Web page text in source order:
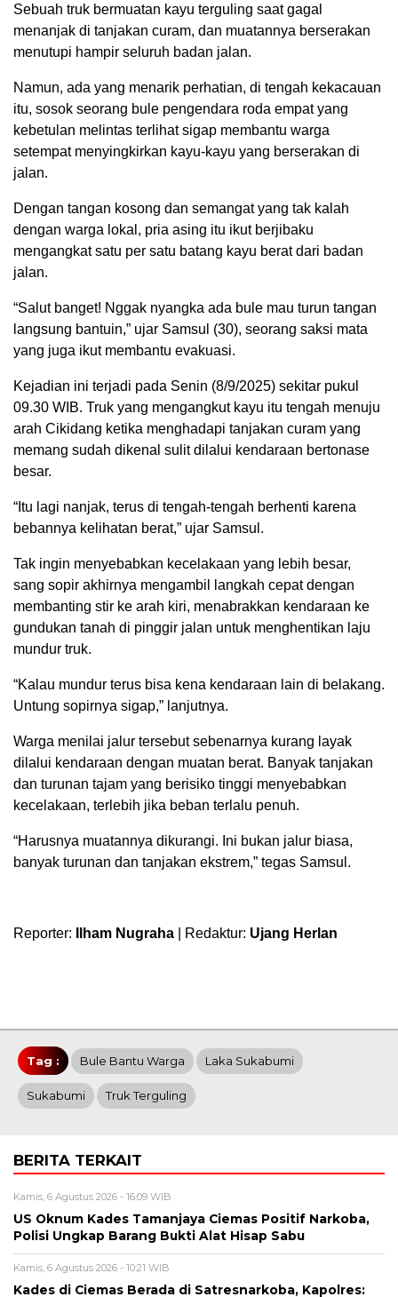
Sebuah truk bermuatan kayu terguling saat gagal
menanjak di tanjakan curam, dan muatannya berserakan
menutupi hampir seluruh badan jalan.
Namun, ada yang menarik perhatian, di tengah kekacauan
itu, sosok seorang bule pengendara roda empat yang
kebetulan melintas terlihat sigap membantu warga
setempat menyingkirkan kayu-kayu yang berserakan di
jalan.
Dengan tangan kosong dan semangat yang tak kalah
dengan warga lokal, pria asing itu ikut berjibaku
mengangkat satu per satu batang kayu berat dari badan
jalan.
“Salut banget! Nggak nyangka ada bule mau turun tangan
langsung bantuin,” ujar Samsul (30), seorang saksi mata
yang juga ikut membantu evakuasi.
Kejadian ini terjadi pada Senin (8/9/2025) sekitar pukul
09.30 WIB. Truk yang mengangkut kayu itu tengah menuju
arah Cikidang ketika menghadapi tanjakan curam yang
memang sudah dikenal sulit dilalui kendaraan bertonase
besar.
“Itu lagi nanjak, terus di tengah-tengah berhenti karena
bebannya kelihatan berat,” ujar Samsul.
Tak ingin menyebabkan kecelakaan yang lebih besar,
sang sopir akhirnya mengambil langkah cepat dengan
membanting stir ke arah kiri, menabrakkan kendaraan ke
gundukan tanah di pinggir jalan untuk menghentikan laju
mundur truk.
“Kalau mundur terus bisa kena kendaraan lain di belakang.
Untung sopirnya sigap,” lanjutnya.
Warga menilai jalur tersebut sebenarnya kurang layak
dilalui kendaraan dengan muatan berat. Banyak tanjakan
dan turunan tajam yang berisiko tinggi menyebabkan
kecelakaan, terlebih jika beban terlalu penuh.
“Harusnya muatannya dikurangi. Ini bukan jalur biasa,
banyak turunan dan tanjakan ekstrem,” tegas Samsul.
Reporter: Ilham Nugraha | Redaktur: Ujang Herlan
Tag : Bule Bantu Warga Laka Sukabumi
Sukabumi Truk Terguling
BERITA TERKAIT
Kamis, 6 Agustus 2026 - 16:09 WIB
US Oknum Kades Tamanjaya Ciemas Positif Narkoba,
Polisi Ungkap Barang Bukti Alat Hisap Sabu
Kamis, 6 Agustus 2026 - 10:21 WIB
Kades di Ciemas Berada di Satresnarkoba, Kapolres: